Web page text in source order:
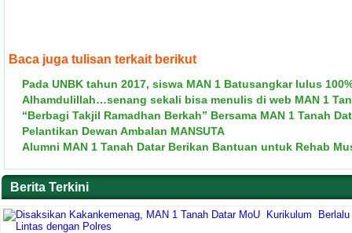
Baca juga tulisan terkait berikut
Pada UNBK tahun 2017, siswa MAN 1 Batusangkar lulus
Alhamdulillah…senang sekali bisa menulis di web MAN 1
“Berbagi Takjil Ramadhan Berkah” Bersama MAN 1 Tanah
Pelantikan Dewan Ambalan MANSUTA
Alumni MAN 1 Tanah Datar Berikan Bantuan untuk Rehab
Berita Terkini